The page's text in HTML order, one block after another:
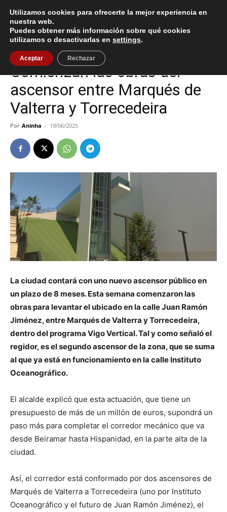
Inicio Tecnología
Tecnología Vigo
Comienzan las obras del
ascensor entre Marqués de
Valterra y Torrecedeira
Por Aninha - 19/06/2025
La ciudad contará con uno nuevo ascensor público en
un plazo de 8 meses. Esta semana comenzaron las
obras para levantar el ubicado en la calle Juan Ramón
Jiménez, entre Marqués de Valterra y Torrecedeira,
dentro del programa Vigo Vertical. Tal y como señaló el
regidor, es el segundo ascensor de la zona, que se suma
al que ya está en funcionamiento en la calle Instituto
Oceanográfico.
El alcalde explicó que esta actuación, que tiene un
presupuesto de más de un millón de euros, supondrá un
paso más para completar el corredor mecánico que va
desde Beiramar hasta Hispanidad, en la parte alta de la
ciudad.
Así, el corredor está conformado por dos ascensores de
Marqués de Valterra a Torrecedeira (uno por Instituto
Oceanográfico y el futuro de Juan Ramón Jiménez), el
Utilizamos cookies para ofrecerte la mejor experiencia en
nuestra web.
Puedes obtener más información sobre qué cookies
utilizamos o desactivarlas en settings.
Aceptar Rechazar